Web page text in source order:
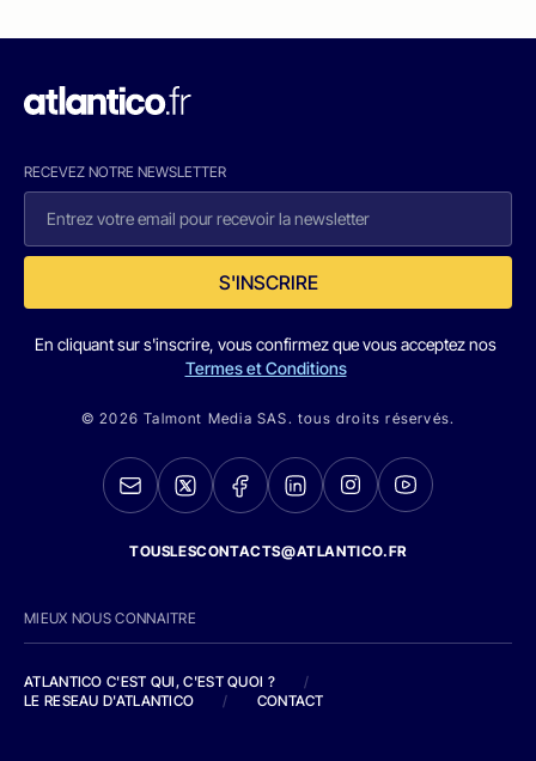
RECEVEZ NOTRE NEWSLETTER
S'INSCRIRE
En cliquant sur s'inscrire, vous confirmez que vous acceptez nos
Termes et Conditions
© 2026 Talmont Media SAS. tous droits réservés.
TOUSLESCONTACTS@ATLANTICO.FR
MIEUX NOUS CONNAITRE
ATLANTICO C'EST QUI, C'EST QUOI ?
/
LE RESEAU D'ATLANTICO
/ CONTACT